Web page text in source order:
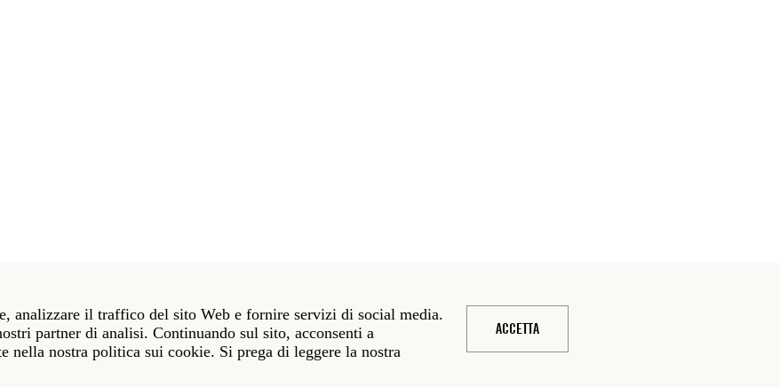
06 58461 · f 39 06 5810788
NY 10011 · t 212 751 7200 · f 212 751 7220
analizzare il traffico del sito Web e fornire servizi di social media.
partner di analisi. Continuando sul sito, acconsenti a
nella nostra politica sui cookie. Si prega di leggere la nostra
ACCETTA